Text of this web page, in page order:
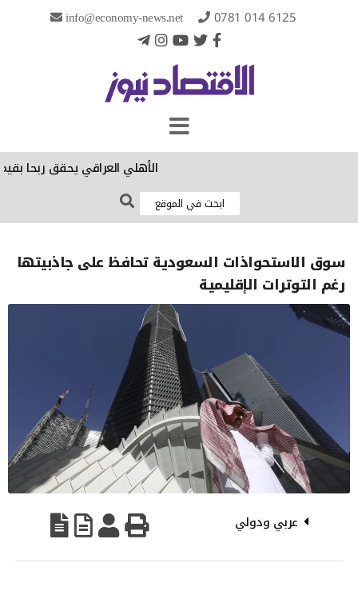
info@economy-news.net 0781 014 6125
الأهلي العراقي يحقق ربحا بقيمة 67.5 مليار دينار خلال النصف الثاني في 2026
سوق الاستحواذات السعودية تحافظ على جاذبيتها
رغم التوترات الإقليمية
عربي ودولي